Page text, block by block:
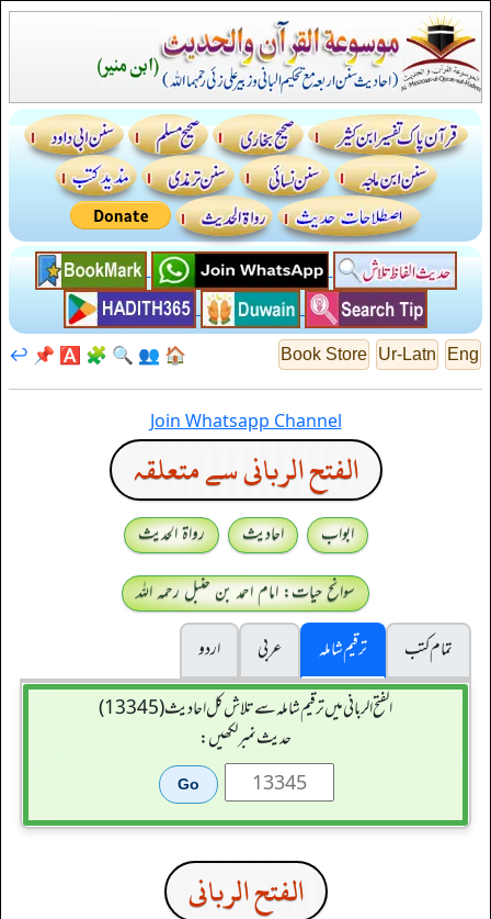
Eng
Ur-Latn
Book Store
🏠
👥
🔍
🧩
🅰️
📌
↩️
Join Whatsapp Channel
الفتح الربانی سے متعلقہ
ابواب احادیث
رواۃ الحدیث
سوانح حیات: امام احمد بن حنبل رحمہ اللہ
تمام کتب
ترقیم شاملہ عربی
اردو
الفتح الربانی میں ترقیم شاملہ سے تلاش کل احادیث (13345)
حدیث نمبر لکھیں:
الفتح الربانی